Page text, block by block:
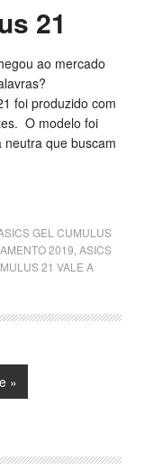
21
ao mercado
foi produzido com
O modelo foi
que buscam
GEL CUMULUS
2019 ASICS
21 VALE A
»